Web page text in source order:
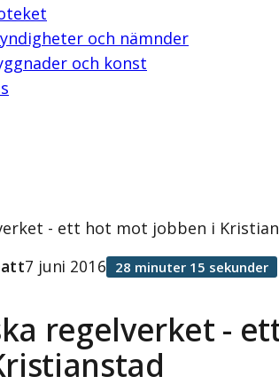
och nämnder
och konst
- ett hot mot jobben i
regelverket -
7 juni 2016 28 minuter 15 sekunder